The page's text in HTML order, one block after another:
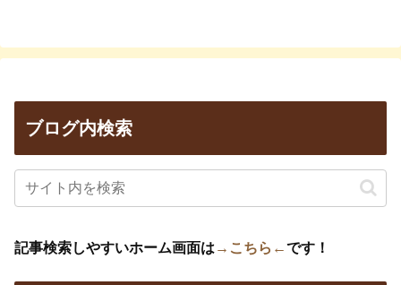
ブログ内検索
記事検索しやすいホーム画面は →こちら←です！